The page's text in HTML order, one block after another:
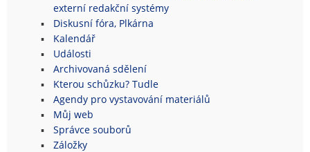
externí redakční systémy
Diskusní fóra, Plkárna
Kalendář
Události
Archivovaná sdělení
Kterou schůzku? Tudle
Agendy pro vystavování materiálů
Můj web
Správce souborů
Záložky